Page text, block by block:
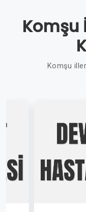
Komşu
Komşu